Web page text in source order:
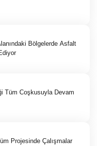
Bölgelerde Asfalt
Tüm Coşkusuyla Devam
Projesinde Çalışmalar